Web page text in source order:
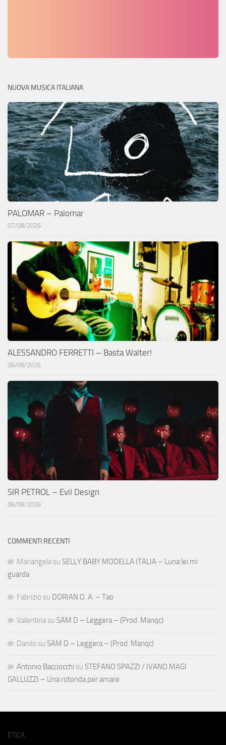
NUOVA MUSICA ITALIANA
PALOMAR – Palomar
07/08/2026
ALESSANDRO FERRETTI – Basta Walter!
06/08/2026
SIR PETROL – Evil Design
06/08/2026
COMMENTI RECENTI
Mariangela su SELLY BABY MODELLA ITALIA – Luna lei mi
guarda
Fabrizio su DORIAN O. A. – Tao
Valentina su SAM D – Leggera – (Prod. Manqc)
Danilo su SAM D – Leggera – (Prod. Manqc)
Antonio Bacciocchi su STEFANO SPAZZI / IVANO MAGI
GALLUZZI – Una rotonda per amare
ETICA